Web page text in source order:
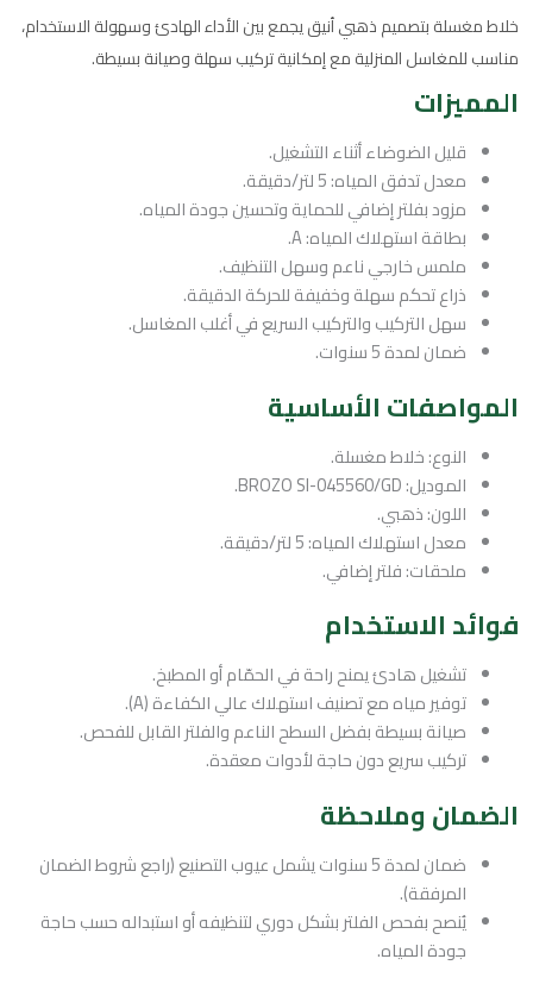
خلاط مغسلة بتصميم ذهبي أنيق يجمع بين الأداء الهادئ وسهولة الاستخدام،
مناسب للمغاسل المنزلية مع إمكانية تركيب سهلة وصيانة بسيطة.
المميزات
قليل الضوضاء أثناء التشغيل.
معدل تدفق المياه: 5 لتر/دقيقة.
مزود بفلتر إضافي للحماية وتحسين جودة المياه.
بطاقة استهلاك المياه: A.
ملمس خارجي ناعم وسهل التنظيف.
ذراع تحكم سهلة وخفيفة للحركة الدقيقة.
سهل التركيب والتركيب السريع في أغلب المغاسل.
ضمان لمدة 5 سنوات.
المواصفات الأساسية
النوع: خلاط مغسلة.
الموديل: BROZO SI-045560/GD.
اللون: ذهبي.
معدل استهلاك المياه: 5 لتر/دقيقة.
ملحقات: فلتر إضافي.
فوائد الاستخدام
تشغيل هادئ يمنح راحة في الحمّام أو المطبخ.
توفير مياه مع تصنيف استهلاك عالي الكفاءة (A).
صيانة بسيطة بفضل السطح الناعم والفلتر القابل للفحص.
تركيب سريع دون حاجة لأدوات معقدة.
الضمان وملاحظة
ضمان لمدة 5 سنوات يشمل عيوب التصنيع (راجع شروط الضمان
المرفقة).
يُنصح بفحص الفلتر بشكل دوري لتنظيفه أو استبداله حسب حاجة
جودة المياه.